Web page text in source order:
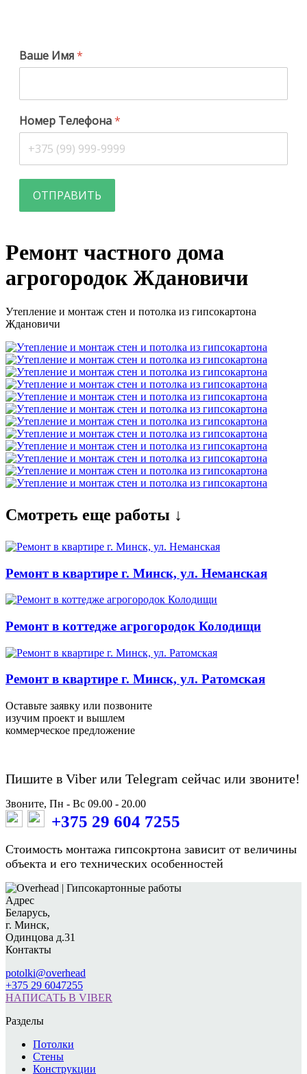
Ваше Имя*
Номер Телефона*
ОТПРАВИТЬ
Ремонт частного дома
агрогородок Ждановичи
Утепление и монтаж стен и потолка из гипсокартона
Ждановичи
Смотреть еще работы ↓
Ремонт в квартире г. Минск, ул. Неманская
Ремонт в коттедже агрогородок Колодищи
Ремонт в квартире г. Минск, ул. Ратомская
Оставьте заявку или позвоните
изучим проект и вышлем
коммерческое предложение
Пишите в Viber или Telegram сейчас или звоните!
Звоните, Пн - Вс 09.00 - 20.00
+375 29 604 7255
Стоимость монтажа гипсокртона зависит от величины
объекта и его технических особенностей
Адрес
Беларусь,
г. Минск,
Одинцова д.31
Контакты
potolki@overhead
+375 29 6047255
НАПИСАТЬ В VIBER
Разделы
Потолки
Стены
Конструкции